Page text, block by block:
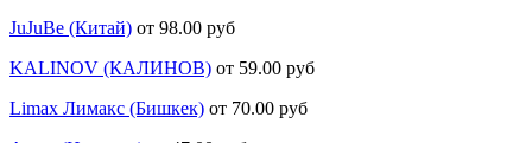
JuJuBe (Китай) от 98.00 руб
KALINOV (КАЛИНОВ) от 59.00 руб
Limax Лимакс (Бишкек) от 70.00 руб